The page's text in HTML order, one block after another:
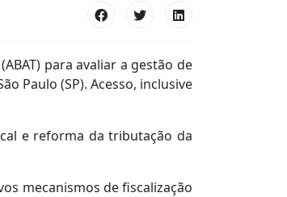
para avaliar a gestão de
Paulo (SP). Acesso, inclusive
e reforma da tributação da
mecanismos de fiscalização